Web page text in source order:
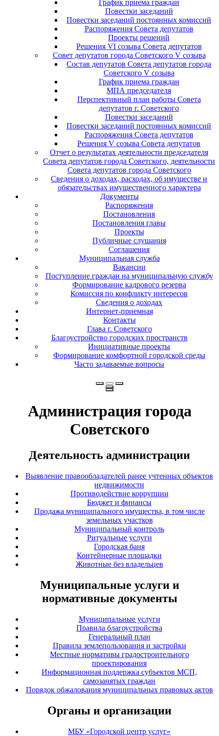
График приема граждан
Повестки заседаний
Повестки заседаний постоянных комиссий
Распоряжения Совета депутатов
Проекты решений
Решения VI созыва Совета депутатов
Совет депутатов города Советского V созыва
Состав депутатов Совета депутатов города
Советского V созыва
График приема граждан
МПА председателя
Перспективный план работы Совета
депутатов г. Советского
Повестки заседаний
Повестки заседаний постоянных комиссий
Распоряжения Совета депутатов
Решения V созыва Совета депутатов
Отчет о результатах деятельности председателя
Совета депутатов города Советского, деятельности
Совета депутатов города Советского
Сведения о доходах, расходах, об имуществе и
обязательствах имущественного характера
Документы
Распоряжения
Постановления
Постановления главы
Проекты
Публичные слушания
Соглашения
Муниципальная служба
Вакансии
Поступление граждан на муниципальную службу
Формирование кадрового резерва
Комиссия по конфликту интересов
Сведения о доходах
Интернет-приемная
Контакты
Глава г. Советского
Благоустройство городских пространств
Инициативные проекты
Формирование комфортной городской среды
Часто задаваемые вопросы
Администрация города
Советского
Деятельность администрации
Выявление правообладателей ранее учтенных объектов
недвижимости
Противодействие коррупции
Бюджет и финансы
Продажа муниципального имущества, в том числе
земельных участков
Муниципальный контроль
Ритуальные услуги
Городская баня
Контейнерные площадки
Животные без владельцев
Муниципальные услуги и
нормативные документы
Муниципальные услуги
Правила благоустройства
Генеральный план
Правила землепользования и застройки
Местные нормативы градостроительного
проектирования
Информационная поддержка субъектов МСП,
самозанятых граждан
Порядок обжалования муниципальных правовых актов
Органы и организации
МБУ «Городской центр услуг»